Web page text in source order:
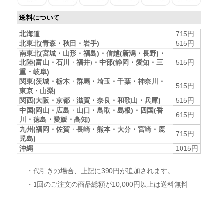
送料について
北海道
715円
北東北(青森・秋田・岩手)
515円
南東北(宮城・山形・福島)・信越(新潟・長野)・
北陸(富山・石川・福井)・中部(静岡・愛知・三
重・岐阜)
515円
関東(茨城・栃木・群馬・埼玉・千葉・神奈川・
東京・山梨)
515円
関西(大阪・京都・滋賀・奈良・和歌山・兵庫)
515円
中国(岡山・広島・山口・鳥取・島根)・四国(香
川・徳島・愛媛・高知)
615円
九州(福岡・佐賀・長崎・熊本・大分・宮崎・鹿
児島)
715円
沖縄
1015円
・代引きの場合、上記に390円が追加されます。
・1回のご注文の商品総額が10,000円以上は送料無料